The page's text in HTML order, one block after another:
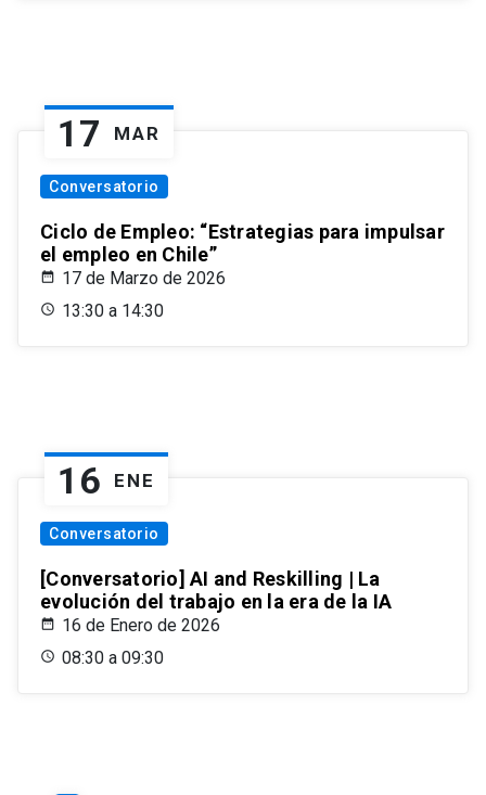
17 MAR
Conversatorio
Ciclo de Empleo: “Estrategias para impulsar
el empleo en Chile”
17 de Marzo de 2026
13:30 a 14:30
16 ENE
Conversatorio
[Conversatorio] AI and Reskilling | La
evolución del trabajo en la era de la IA
16 de Enero de 2026
08:30 a 09:30